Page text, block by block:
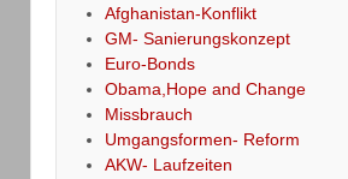
Afghanistan-Konflikt
GM- Sanierungskonzept
Euro-Bonds
Obama,Hope and Change
Missbrauch
Umgangsformen- Reform
AKW- Laufzeiten